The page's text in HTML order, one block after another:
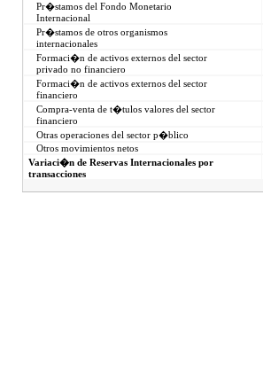
Pr�stamos del Fondo Monetario
Internacional
Pr�stamos de otros organismos
internacionales
Formaci�n de activos externos del sector
privado no financiero
Formaci�n de activos externos del sector
financiero
Compra-venta de t�tulos valores del sector
financiero
Otras operaciones del sector p�blico
Otros movimientos netos
Variaci�n de Reservas Internacionales por
transacciones